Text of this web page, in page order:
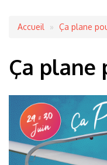
Fil
Accueil Ça plane
Ça plane